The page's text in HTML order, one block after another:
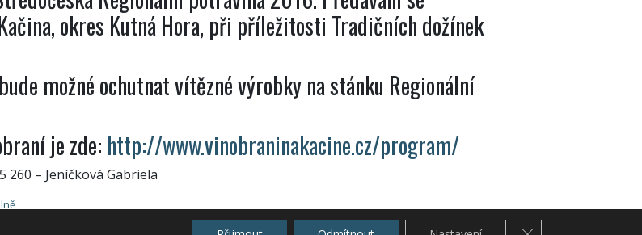
okres Kutná Hora, při příležitosti Tradičních dožínek
možné ochutnat vítězné výrobky na stánku Regionální
je zde: http://www.vinobraninakacine.cz/program/
260 – Jeníčková Gabriela
Zavřít cookie lištu